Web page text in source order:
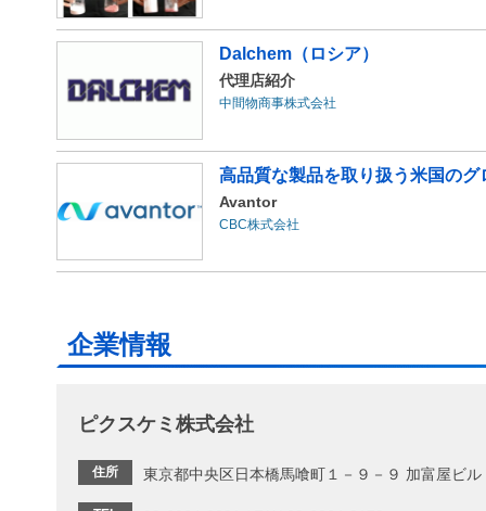
Dalchem（ロシア）
代理店紹介
中間物商事株式会社
高品質な製品を取り扱う米国の
Avantor
CBC株式会社
企業情報
ピクスケミ株式会社
住所 東京都中央区日本橋馬喰町１－９－９ 加富屋ビル